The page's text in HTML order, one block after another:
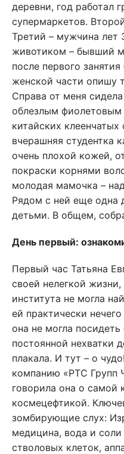
деревни, год работал
супермаркетов.
Третий – мужчина
животиком – бывший
после первого
женской части опишу
Справа от меня
облезлым фиолетовым
китайских клеенчатых
вчерашняя студентка
очень плохой кожей,
покраски корнями
молодая мамочка –
Рядом с ней еще одна
детьми. В общем,
День первый:
Первый час Татьяна
своей нелегкой
института не могла
ей практически
она не могла
постоянной нехватки
плакала. И тут – о
компанию «РТС Групп
говорила она о самой
космецефтикой.
зомбирующие слух:
медицина, вода и
стволовых клеток,